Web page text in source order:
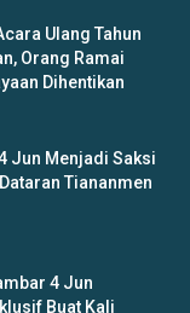
Ulang Tahun
Orang Ramai
Dihentikan
Jun Menjadi Saksi
Tiananmen
4 Jun
Buat Kali